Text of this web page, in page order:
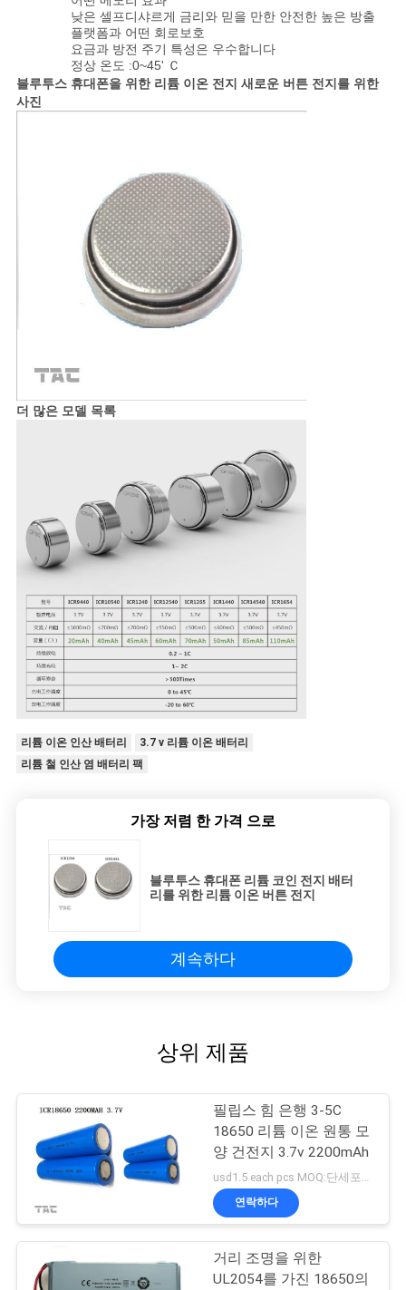
낮은 셀프디샤르게 금리와 믿을 만한 안전한 높은 방출
플랫폼과 어떤 회로보호
요금과 방전 주기 특성은 우수합니다
정상 온도 :0~45' Ｃ
블루투스 휴대폰을 위한 리튬 이온 전지 새로운 버튼 전지를 위한
사진
더 많은 모델 목록
리튬 이온 인산 배터리
3.7 v 리튬 이온 배터리
리튬 철 인산 염 배터리 팩
가장 저렴 한 가격 으로
블루투스 휴대폰 리튬 코인 전지 배터
리를 위한 리튬 이온 버튼 전지
계속하다
상위 제품
필립스 힘 은행 3-5C
18650 리튬 이온 원통 모
양 건전지 3.7v 2200mAh
연락하다
거리 조명을 위한
UL2054를 가진 18650의